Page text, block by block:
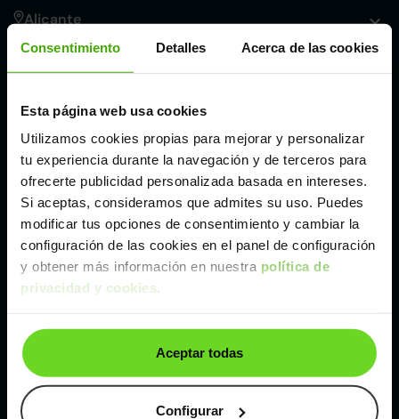
Consentimiento Detalles Acerca de las cookies
Esta página web usa cookies
Utilizamos cookies propias para mejorar y personalizar
tu experiencia durante la navegación y de terceros para
ofrecerte publicidad personalizada basada en intereses.
Si aceptas, consideramos que admites su uso. Puedes
modificar tus opciones de consentimiento y cambiar la
configuración de las cookies en el panel de configuración
y obtener más información en nuestra política de
privacidad y cookies.
Aceptar todas
Configurar
Alicante
Córdoba
Málaga
Valencia
Zaragoza
Ver Dacia Lodgy de segunda mano y ocasión
Dacia Lodgy de segunda mano y ocasión